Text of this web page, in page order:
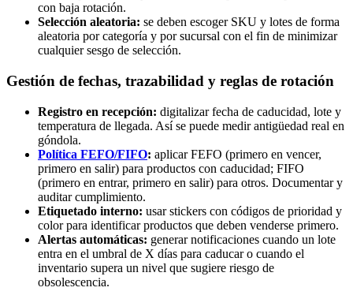
con baja rotación.
Selección aleatoria: se deben escoger SKU y lotes de forma
aleatoria por categoría y por sucursal con el fin de minimizar
cualquier sesgo de selección.
Gestión de fechas, trazabilidad y reglas de rotación
Registro en recepción: digitalizar fecha de caducidad, lote y
temperatura de llegada. Así se puede medir antigüedad real en
góndola.
Política FEFO/FIFO: aplicar FEFO (primero en vencer,
primero en salir) para productos con caducidad; FIFO
(primero en entrar, primero en salir) para otros. Documentar y
auditar cumplimiento.
Etiquetado interno: usar stickers con códigos de prioridad y
color para identificar productos que deben venderse primero.
Alertas automáticas: generar notificaciones cuando un lote
entra en el umbral de X días para caducar o cuando el
inventario supera un nivel que sugiere riesgo de
obsolescencia.